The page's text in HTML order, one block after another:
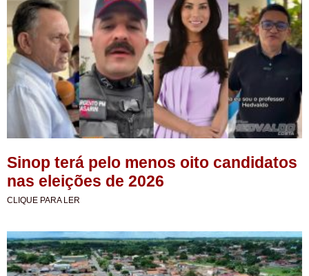
Sinop terá pelo menos oito candidatos
nas eleições de 2026
CLIQUE PARA LER